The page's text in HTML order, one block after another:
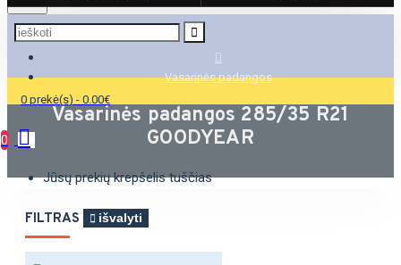
0 prekė(s) - 0.00€
0
Jūsų prekių krepšelis tuščias
Vasarinės padangos
Vasarinės padangos 285/35 R21
GOODYEAR
FILTRAS išvalyti